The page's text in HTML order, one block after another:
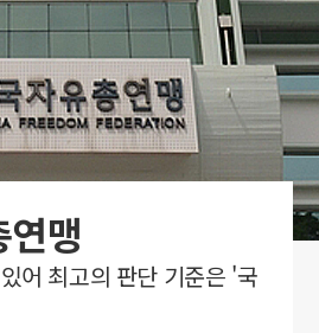
맹
어 최고의 판단 기준은 '국